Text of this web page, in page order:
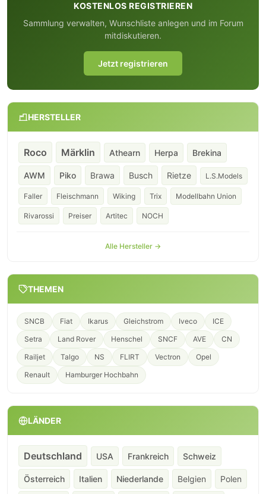
KOSTENLOS REGISTRIEREN
Sammlung verwalten, Wunschliste anlegen und im Forum
mitdiskutieren.
Jetzt registrieren
HERSTELLER
Roco Märklin Athearn Herpa Brekina
AWM Piko Brawa Busch Rietze L.S.Models
Faller Fleischmann Wiking Trix Modellbahn Union
Rivarossi Preiser Artitec NOCH
Alle Hersteller →
THEMEN
SNCB Fiat Ikarus Gleichstrom Iveco
ICE
Setra
Land Rover Henschel SNCF AVE
CN
Railjet
Talgo NS FLIRT Vectron
Opel
Renault
Hamburger Hochbahn
LÄNDER
Deutschland USA Frankreich Schweiz
Österreich Italien Niederlande Belgien Polen